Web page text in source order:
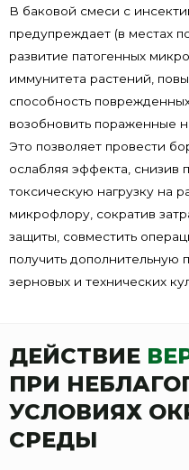
В баковой смеси с
предупреждает (в местах
развитие патогенных
иммунитета растений,
способность
возобновить пораженные
Это позволяет провести
ослабляя эффекта, снизив
токсическую нагрузку на
микрофлору, сократив
защиты, совместить
получить дополнительную
зерновых и технических
ДЕЙСТВИЕ
ПРИ
УСЛОВИЯХ
СРЕДЫ